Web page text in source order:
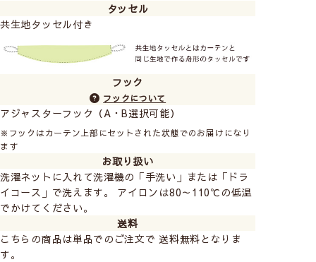
2窓以上のご注文で柄のスタート位置を合わせたい場合は
追加料金となります。ご注文の際に備考欄にご記入くだ
2窓の柄合わせ +1,500円
3窓の柄合わせ +3,000円
タッセル
共生地タッセル付き
フック
フックについて
アジャスターフック（A・B選択可能）
※フックはカーテン上部にセットされた状態でのお届けになり
ます
お取り扱い
洗濯ネットに入れて洗濯機の「手洗い」または「ドラ
イコース」で洗えます。 アイロンは80～110℃の低温
でかけてください。
送料
こちらの商品は単品でのご注文で 送料無料となりま
す。